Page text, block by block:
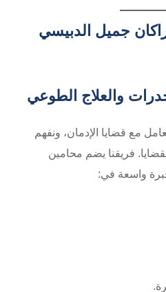
جميل الدبيسي
والعلاج الطوعي
مع قضايا الإدمان، ونفهم
فريقنا يضم محامين
واسعة في: